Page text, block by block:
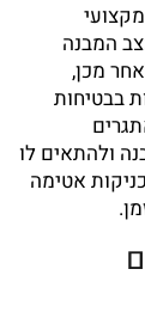
המבנה
מכן,
בבטיחות
ולהתאים לו
אטימה